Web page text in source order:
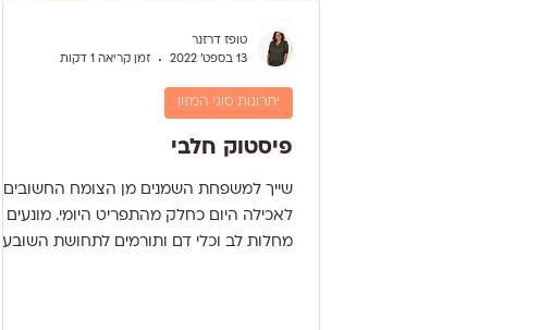
פיסטוק חלבי
שייך למשפחת השמנים מן הצומח החשובים
לאכילה היום כחלק מהתפריט היומי. מונעים
מחלות לב וכלי דם ותורמים לתחושת השובע. ​
יתרונות סוגי המזון
טופז דרזנר
13 בספט׳ 2022
זמן קריאה 1 דקות